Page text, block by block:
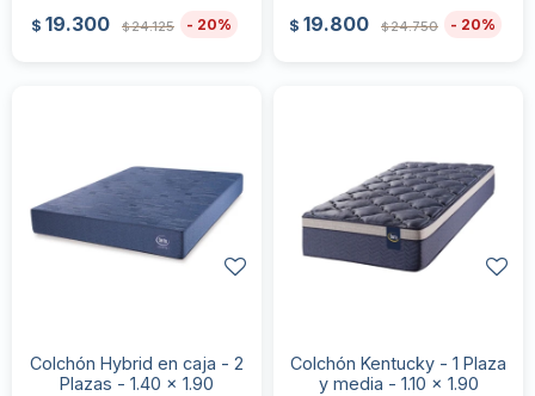
$ 19.300 $24.125 20 $ 19.800 $24.750 20
Colchón Hybrid en caja - 2
Plazas - 1.40 x 1.90
Colchón Kentucky - 1 Plaza
y media - 1.10 x 1.90